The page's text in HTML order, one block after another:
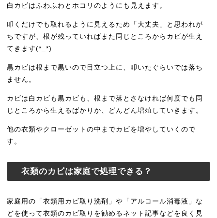
白カビはふわふわとホコリのようにも見えます。
叩くだけでも取れるように見えるため「大丈夫」と思われが
ちですが、根が残っていればまた同じところからカビが生え
てきます(*_*)
黒カビは根まで黒いので目立つ上に、叩いたぐらいでは落ち
ません。
カビは白カビも黒カビも、根まで落とさなければ何度でも同
じところから生えるばかりか、どんどん増殖していきます。
他の衣類やクローゼットの中までカビを増やしていくので
す。
衣類のカビは家庭で処理できる？
家庭用の「衣類用カビ取り洗剤」や「アルコール消毒液」な
どを使って衣類のカビ取りを勧めるネット記事などを良く見